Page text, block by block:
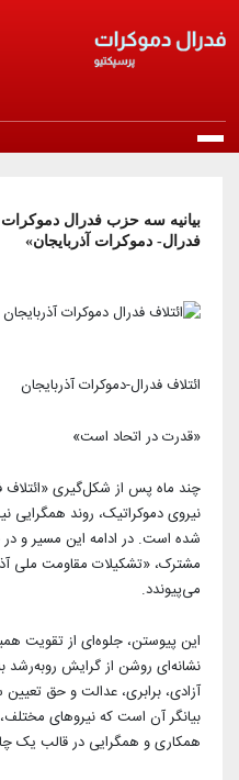
درباره ما
معرفی حزب
شبکه های اجتماعی حزب
شعب و نمایندگان
انتشارات
ویدئو‌ها
دانلود
اخبار
اخبار روز
اخبار حزب
عضویت در حزب
آرشیو بیرلیک
تماس با ما
بیانیه سه حزب فدرال دموکرات
فدرال- دموکرات آذربایجان»
ائتلاف فدرال-دموکرات آذربایجان
«قدرت در اتحاد است»
چند ماه پس از شکل‌گیری «ائتلاف
نیروی دموکراتیک، روند همگرایی
شده است. در ادامه این مسیر و
مشترک، «تشکیلات مقاومت ملی
می‌پیوندد.
این پیوستن، جلوه‌ای از تقویت
نشانه‌ای روشن از گرایش
آزادی، برابری، عدالت و حق
بیانگر آن است که نیروهای
همکاری و همگرایی در قالب یک